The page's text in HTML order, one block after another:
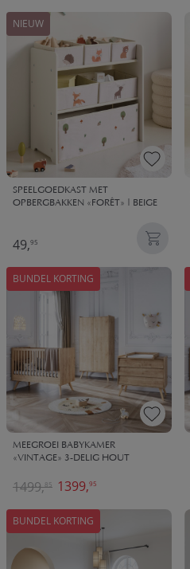
NIEUW
SPEELGOEDKAST MET
OPBERGBAKKEN «FORÊT» | BEIGE
49,95
BUNDEL KORTING
MEEGROEI BABYKAMER
«VINTAGE» 3-DELIG HOUT
1399,95
1499,85
BUNDEL KORTING